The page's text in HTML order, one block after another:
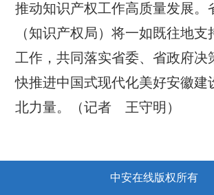
推动知识产权工作高质量发展。
（知识产权局）将一如既往地
工作，共同落实省委、省政府决
快推进中国式现代化美好安徽建
北力量。（记者 王守明）
中安在线版权所有